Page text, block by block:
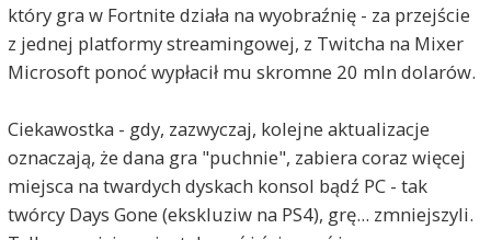
który gra w Fortnite działa na wyobraźnię - za przejście
z jednej platformy streamingowej, z Twitcha na Mixer
Microsoft ponoć wypłacił mu skromne 20 mln dolarów.
Ciekawostka - gdy, zazwyczaj, kolejne aktualizacje
oznaczają, że dana gra "puchnie", zabiera coraz więcej
miejsca na twardych dyskach konsol bądź PC - tak
twórcy Days Gone (ekskluziw na PS4), grę... zmniejszyli.